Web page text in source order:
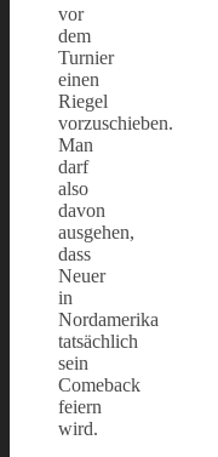
vor
dem
Turnier
einen
Riegel
vorzuschieben.
Man
darf
also
davon
ausgehen,
dass
Neuer
in
Nordamerika
tatsächlich
sein
Comeback
feiern
wird.